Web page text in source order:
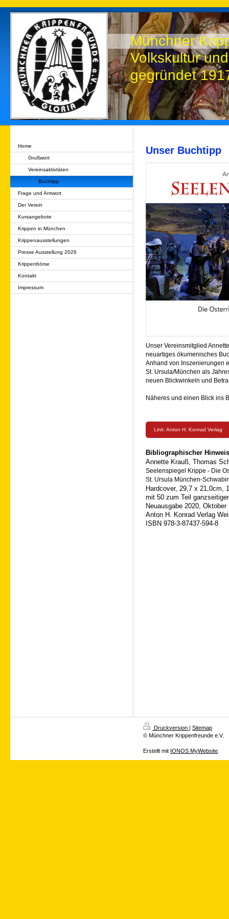
Münchner
Volkskultur
gegründet
Home
Grußwort
Vereinsaktivtäten
Buchtipp
Frage und Antwort
Der Verein
Kursangebote
Krippen in München
Krippenausstellungen
Presse Ausstellung 2026
Krippenbörse
Kontakt
Impressum
Unser Buchtipp
Unser Vereinsmitglied
neuartiges ökumenisches
Anhand von Inszenierungen
St. Ursula/München als
neuen Blickwinkeln und
Näheres und einen Blick ins
Link: Anton H. Konrad Verlag
Bibliographischer
Annette Krauß, Thomas
Seelenspiegel Krippe - Die
St. Ursula München-
Hardcover, 29,7 x 21,0cm,
mit 50 zum Teil
Neuausgabe 2020, Oktober
Anton H. Konrad Verlag
ISBN 978-3-87437-594-8
Druckversion | Sitemap
© Münchner Krippenfreunde e.V.
Erstellt mit IONOS MyWebsite